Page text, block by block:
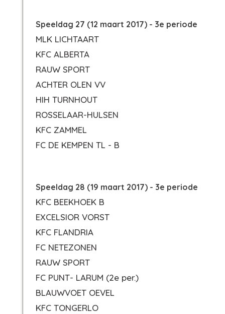
Speeldag 27 (12 maart 2017) - 3e periode
MLK LICHTAART
KFC ALBERTA
RAUW SPORT
ACHTER OLEN VV
HIH TURNHOUT
ROSSELAAR-HULSEN
KFC ZAMMEL
FC DE KEMPEN TL - B
Speeldag 28 (19 maart 2017) - 3e periode
KFC BEEKHOEK B
EXCELSIOR VORST
KFC FLANDRIA
FC NETEZONEN
RAUW SPORT
FC PUNT- LARUM (2e per.)
BLAUWVOET OEVEL
KFC TONGERLO